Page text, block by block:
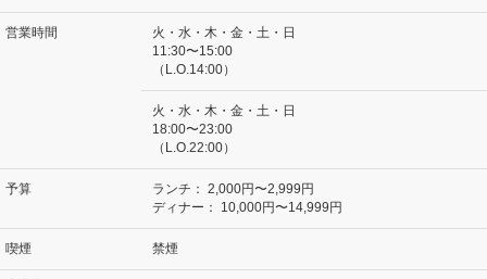
営業時間
火・水・木・金・土・日
11:30〜15:00
（L.O.14:00）
火・水・木・金・土・日
18:00〜23:00
（L.O.22:00）
予算 ランチ： 2,000円〜2,999円
ディナー：
10,000円〜14,999円
喫煙 禁煙